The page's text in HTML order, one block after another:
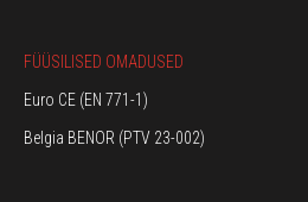
FÜÜSILISED OMADUSED
Euro CE (EN 771-1)
Belgia BENOR (PTV 23-002)